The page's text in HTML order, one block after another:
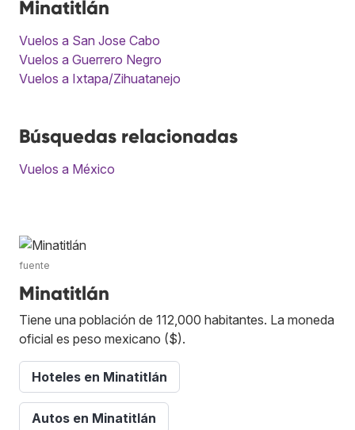
Minatitlán
Vuelos a San Jose Cabo
Vuelos a Guerrero Negro
Vuelos a Ixtapa/Zihuatanejo
Búsquedas relacionadas
Vuelos a México
fuente
Minatitlán
Tiene una población de 112,000 habitantes. La moneda
oficial es peso mexicano ($).
Hoteles en Minatitlán
Autos en Minatitlán